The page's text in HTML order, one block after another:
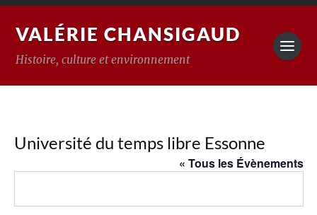
VALÉRIE CHANSIGAUD
Histoire, culture et environnement
Université du temps libre Essonne
« Tous les Évènements